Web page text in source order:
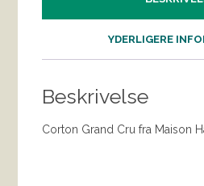
YDERLIGERE
Beskrivelse
Corton Grand Cru fra Maison